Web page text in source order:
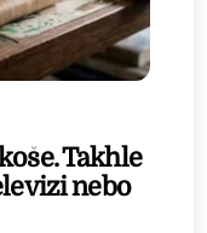
Takhle
nebo